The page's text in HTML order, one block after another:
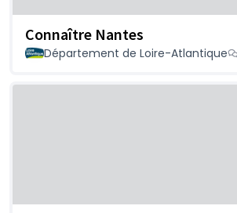
Connaître Nantes
Département de Loire-Atlantique